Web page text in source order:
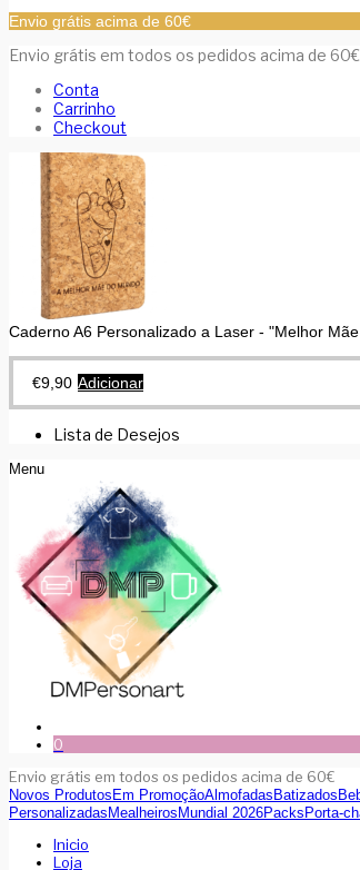
Envio grátis acima de 60€
Envio grátis em todos os pedidos acima de 60€
Conta
Carrinho
Checkout
Caderno A6 Personalizado a Laser - "Melhor
€9,90 Adicionar
Lista de Desejos
Menu
0
Envio grátis em todos os pedidos acima de 60€
Novos Produtos Em PromoçãoAlmofadas Batizados
Personalizadas Mealheiros Mundial 2026Packs Porta-
Inicio
Loja